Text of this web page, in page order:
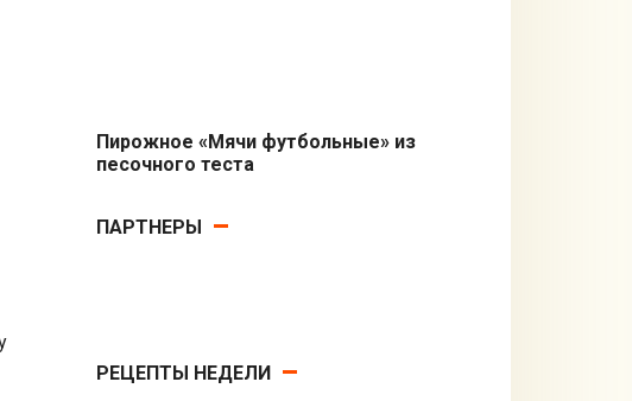
Выпечка
Пирожное «Мячи футбольные» из
песочного теста
ПАРТНЕРЫ
РЕЦЕПТЫ НЕДЕЛИ